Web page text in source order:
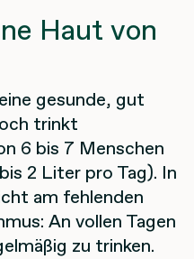
Haut von
gesunde, gut
trinkt
6 bis 7 Menschen
2 Liter pro Tag). In
am fehlenden
An vollen Tagen
zu trinken.